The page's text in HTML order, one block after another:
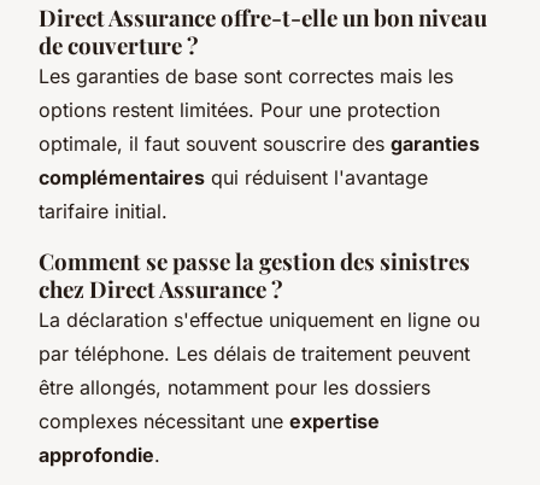
Direct Assurance offre-t-elle un bon niveau
de couverture ?
Les garanties de base sont correctes mais les
options restent limitées. Pour une protection
optimale, il faut souvent souscrire des garanties
complémentaires qui réduisent l'avantage
tarifaire initial.
Comment se passe la gestion des sinistres
chez Direct Assurance ?
La déclaration s'effectue uniquement en ligne ou
par téléphone. Les délais de traitement peuvent
être allongés, notamment pour les dossiers
complexes nécessitant une expertise
approfondie.